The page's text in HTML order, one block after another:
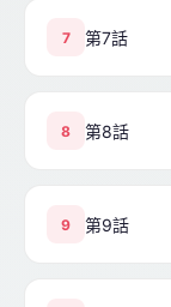
7 第7話
8 第8話
9 第9話